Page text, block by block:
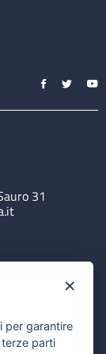
31
×
per garantire
parti